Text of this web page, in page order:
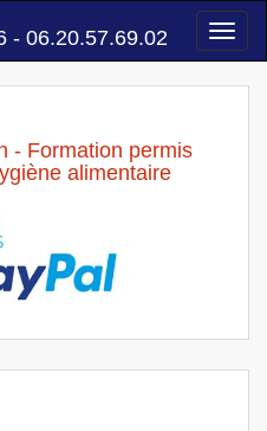
- 06.20.57.69.02
- Formation permis
alimentaire